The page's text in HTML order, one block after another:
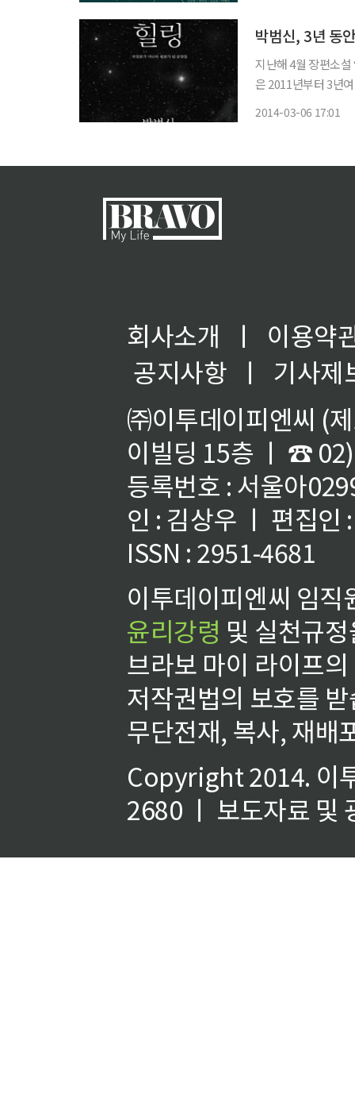
박범신, 3년 동
지난해 4월 장편소설
은 2011년부터 3년
2014-03-06 17:01
회사소개 ㅣ
이용약
공지사항
ㅣ
기사제
㈜이투데이피엔씨 (
이빌딩 15층 ㅣ ☎
등록번호 : 서울아
인 : 김상우 ㅣ 편집인
ISSN : 2951-4681
이투데이피엔씨 임
윤리강령 및 실천규
브라보 마이 라이프
저작권법의 보호를
무단전재, 복사, 재배
Copyright 2014. 이
2680 ㅣ 보도자료